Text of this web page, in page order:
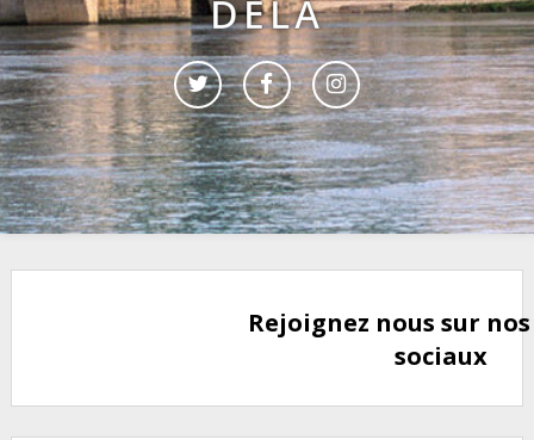
DELÀ
Rejoignez nous sur
sociaux